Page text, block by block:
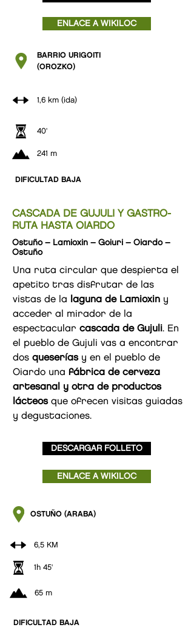
ENLACE A WIKILOC
BARRIO URIGOITI
(OROZKO)
1,6 km (ida)
40'
241 m
DIFICULTAD BAJA
CASCADA DE GUJULI Y GASTRO-
RUTA HASTA OIARDO
Ostuño – Lamioxin – Goiuri – Oiardo –
Ostuño
Una ruta circular que despierta el
apetito tras disfrutar de las
vistas de la
laguna de Lamioxin y
acceder al mirador de la
espectacular cascada de Gujuli. En
el pueblo de Gujuli vas a encontrar
dos queseríasy en el pueblo de
Oiardo una fábrica de cerveza
artesanal y otra de productos
lácteosque ofrecen visitas guiadas
y degustaciones.
DESCARGAR FOLLETO
ENLACE A WIKILOC
OSTUÑO (ARABA)
6,5 KM
1h 45'
65 m
DIFICULTAD BAJA